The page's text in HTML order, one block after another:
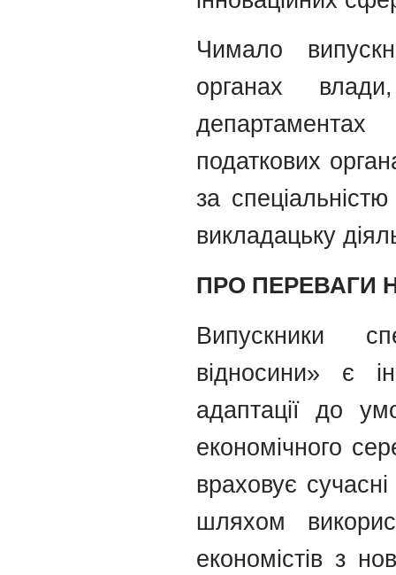
Чимало
органах
податкових
за
викладацьку
ПРО ПЕРЕВАГИ
Випускники
відносини» є
адаптації до
економічного
враховує
шляхом
економістів з